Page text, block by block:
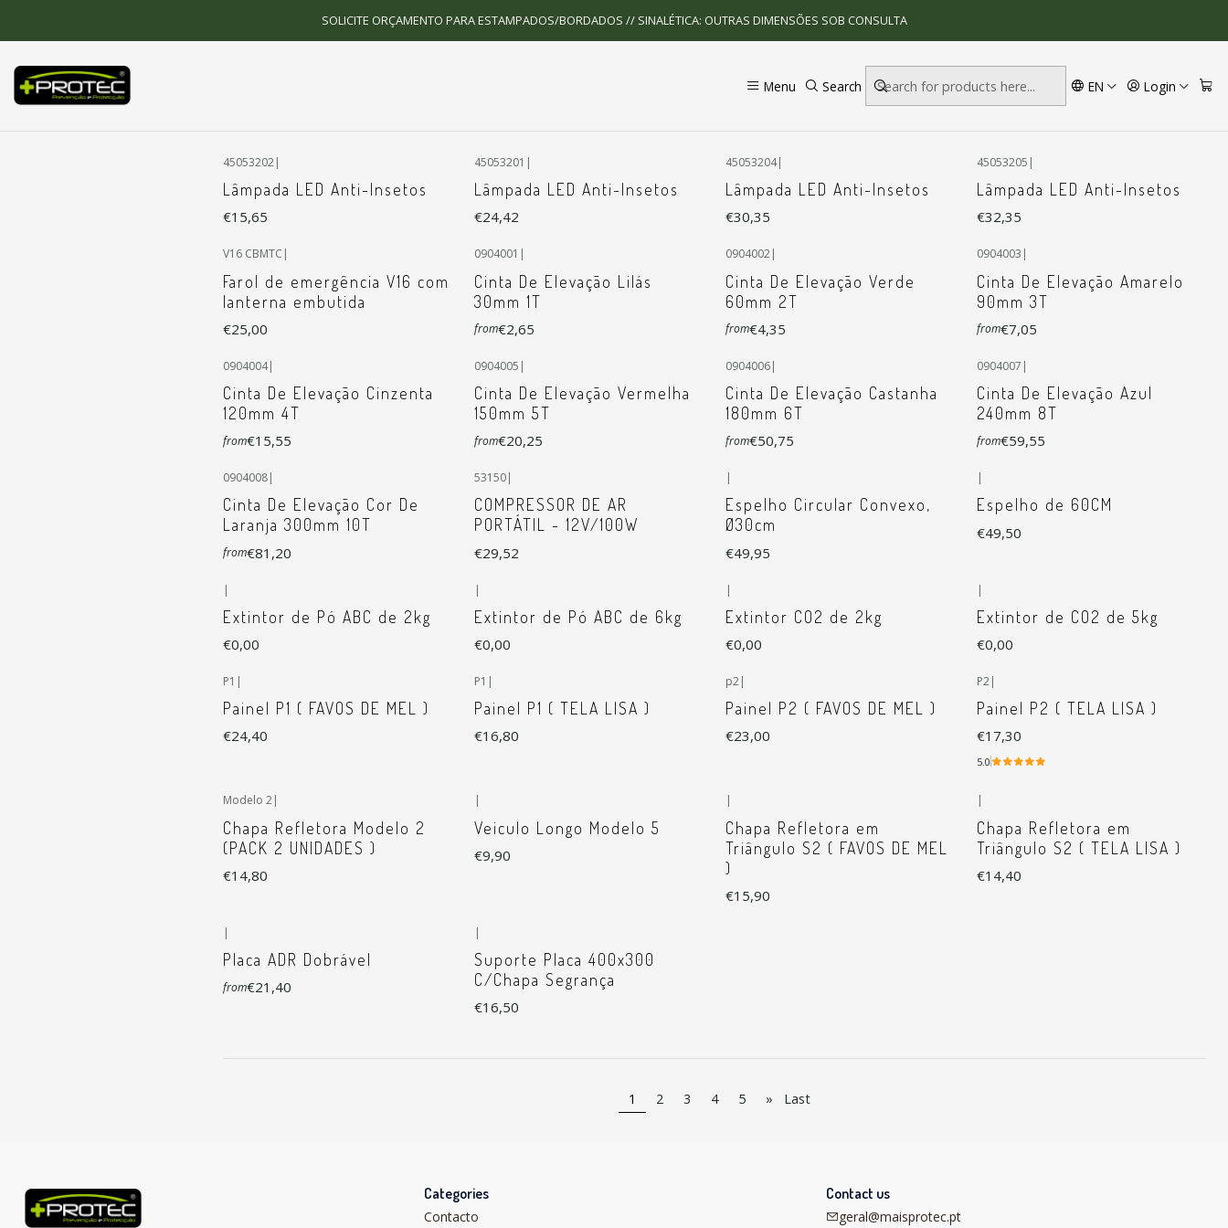
Menu Search EN Login
SOLICITE ORÇAMENTO PARA ESTAMPADOS/BORDADOS // SINALÉTICA: OUTRAS DIMENSÕES SOB CONSULTA
Home Outros Produtos
45053202|
Lâmpada LED Anti-Insetos
€15,65
45053201 |
Lâmpada LED Anti-Insetos
€24,42
45053204|
Lâmpada LED Anti-Insetos
€30,35
45053205 |
Lâmpada LED Anti-Insetos
€32,35
V16 CBMTC |
Farol de emergência V16 com
lanterna embutida
€25,00
0904001 |
Cinta De Elevação Lilás
30mm 1T
from€2,65
0904002|
Cinta De Elevação Verde
60mm 2T
from€4,35
0904003 |
Cinta De Elevação Amarelo
90mm 3T
from€7,05
0904004|
Cinta De Elevação Cinzenta
120mm 4T
from€15,55
0904005 |
Cinta De Elevação Vermelha
150mm 5T
from€20,25
0904006|
Cinta De Elevação Castanha
180mm 6T
from€50,75
0904007 |
Cinta De Elevação Azul
240mm 8T
from€59,55
0904008|
Cinta De Elevação Cor De
Laranja 300mm 10T
from€81,20
53150|
COMPRESSOR DE AR
PORTÁTIL - 12V/100W
€29,52
|
Espelho Circular Convexo,
Ø30cm
€49,95
|
Espelho de 60CM
€49,50
|
Extintor de Pó ABC de 2kg
€0,00
|
Extintor de Pó ABC de 6kg
€0,00
|
Extintor CO2 de 2kg
€0,00
|
Extintor de CO2 de 5kg
€0,00
P1 |
Painel P1 ( FAVOS DE MEL )
€24,40
P1 |
Painel P1 ( TELA LISA )
€16,80
p2|
Painel P2 ( FAVOS DE MEL )
€23,00
P2|
Painel P2 ( TELA LISA )
€17,30
5.0
Modelo 2|
Chapa Refletora Modelo 2
(PACK 2 UNIDADES )
€14,80
|
Veiculo Longo Modelo 5
€9,90
|
Chapa Refletora em
Triângulo S2 ( FAVOS DE MEL
)
€15,90
|
Chapa Refletora em
Triângulo S2 ( TELA LISA )
€14,40
|
Placa ADR Dobrável
from€21,40
|
Suporte Placa 400x300
C/Chapa Segrança
€16,50
1 2 3 4 5 » Last
Categories
Contacto
Contact us
geral@maisprotec.pt